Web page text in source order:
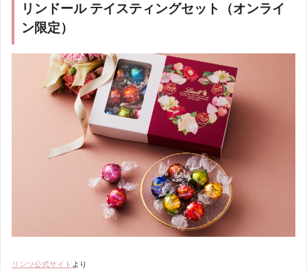
リンドール テイスティングセット（オンライ
ン限定）
リンツ公式サイト より